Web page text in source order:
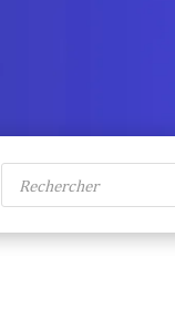
Recherche
produits